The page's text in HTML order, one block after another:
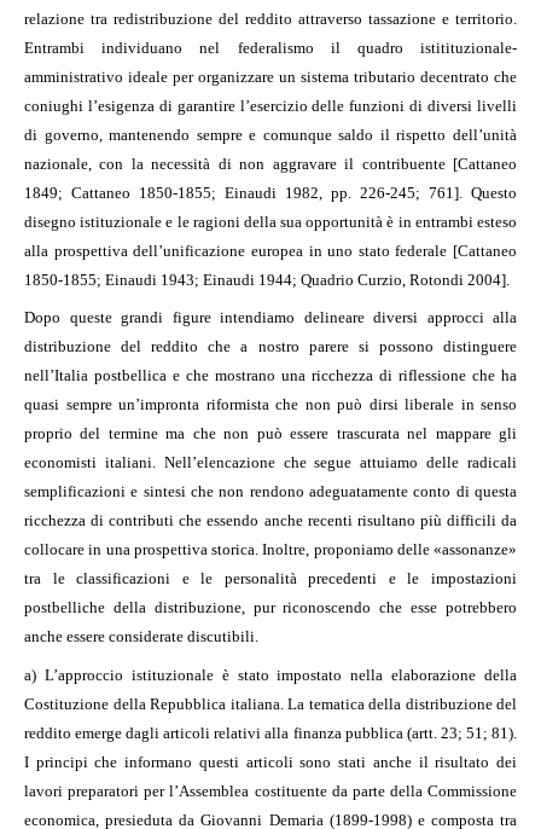
relazione tra redistribuzione del reddito attraverso tassazione e territorio.
Entrambi individuano nel federalismo il quadro istitituzionale-
amministrativo ideale per organizzare un sistema tributario decentrato che
coniughi l’esigenza di garantire l’esercizio delle funzioni di diversi livelli
di governo, mantenendo sempre e comunque saldo il rispetto dell’unità
nazionale, con la necessità di non aggravare il contribuente [Cattaneo
1849; Cattaneo 1850-1855; Einaudi 1982, pp. 226-245; 761]. Questo
disegno istituzionale e le ragioni della sua opportunità è in entrambi esteso
alla prospettiva dell’unificazione europea in uno stato federale [Cattaneo
1850-1855; Einaudi 1943; Einaudi 1944; Quadrio Curzio, Rotondi 2004].
Dopo queste grandi figure intendiamo delineare diversi approcci alla
distribuzione del reddito che a nostro parere si possono distinguere
nell’Italia postbellica e che mostrano una ricchezza di riflessione che ha
quasi sempre un’impronta riformista che non può dirsi liberale in senso
proprio del termine ma che non può essere trascurata nel mappare gli
economisti italiani. Nell’elencazione che segue attuiamo delle radicali
semplificazioni e sintesi che non rendono adeguatamente conto di questa
ricchezza di contributi che essendo anche recenti risultano più difficili da
collocare in una prospettiva storica. Inoltre, proponiamo delle «assonanze»
tra le classificazioni e le personalità precedenti e le impostazioni
postbelliche della distribuzione, pur riconoscendo che esse potrebbero
anche essere considerate discutibili.
a) L’approccio istituzionale è stato impostato nella elaborazione della
Costituzione della Repubblica italiana. La tematica della distribuzione del
reddito emerge dagli articoli relativi alla finanza pubblica (artt. 23; 51; 81).
I principi che informano questi articoli sono stati anche il risultato dei
lavori preparatori per l’Assemblea costituente da parte della Commissione
economica, presieduta da Giovanni Demaria (1899-1998) e composta tra